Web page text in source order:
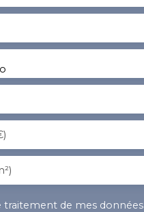
traitement de mes données